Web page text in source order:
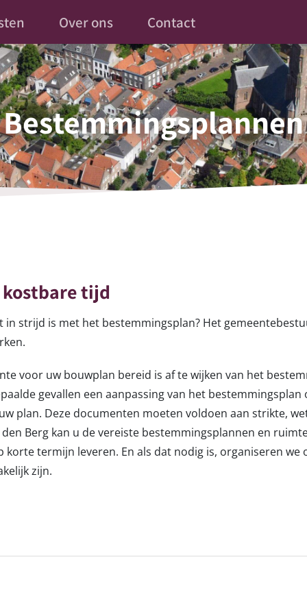
Over ons Contact
Bestemmingsplannen
kostbare tijd
in strijd is met het bestemmingsplan? Het
voor uw bouwplan bereid is af te wijken van het
gevallen een aanpassing van het bestemmingsplan
plan. Deze documenten moeten voldoen aan strikte,
Berg kan u de vereiste bestemmingsplannen en
termijn leveren. En als dat nodig is, organiseren we
zijn.